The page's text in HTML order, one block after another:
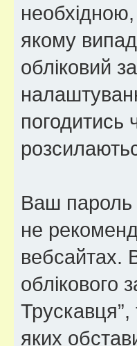
якому
обліковий
погодитись
Ваш пароль
не
вебсайтах.
облікового
яких